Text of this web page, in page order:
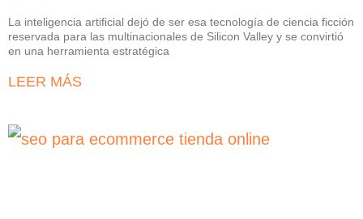
La inteligencia artificial dejó de ser esa tecnología de ciencia ficción
reservada para las multinacionales de Silicon Valley y se convirtió
en una herramienta estratégica
LEER MÁS